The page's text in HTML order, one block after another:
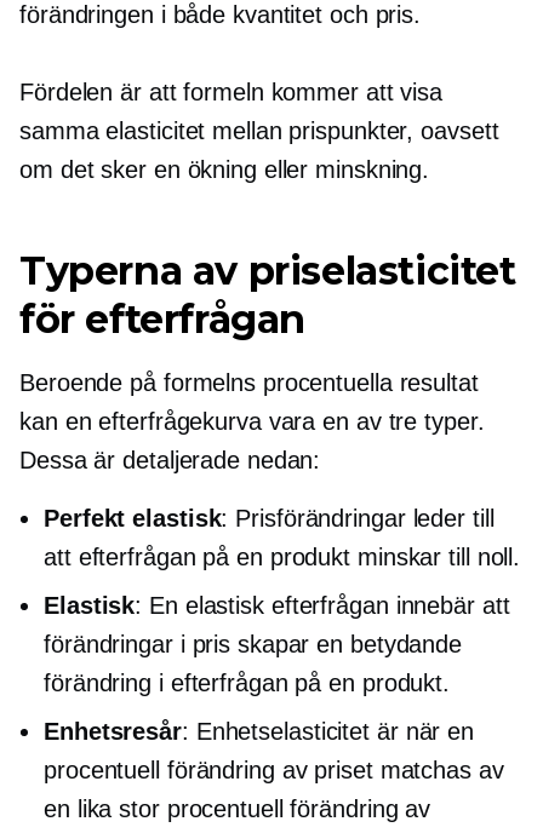
förändringen i både kvantitet och pris.
Fördelen är att formeln kommer att visa
samma elasticitet mellan prispunkter, oavsett
om det sker en ökning eller minskning.
Typerna av priselasticitet
för efterfrågan
Beroende på formelns procentuella resultat
kan en efterfrågekurva vara en av tre typer.
Dessa är detaljerade nedan:
Perfekt elastisk: Prisförändringar leder till
att efterfrågan på en produkt minskar till noll.
Elastisk: En elastisk efterfrågan innebär att
förändringar i pris skapar en betydande
förändring i efterfrågan på en produkt.
Enhetsresår: Enhetselasticitet är när en
procentuell förändring av priset matchas av
en lika stor procentuell förändring av